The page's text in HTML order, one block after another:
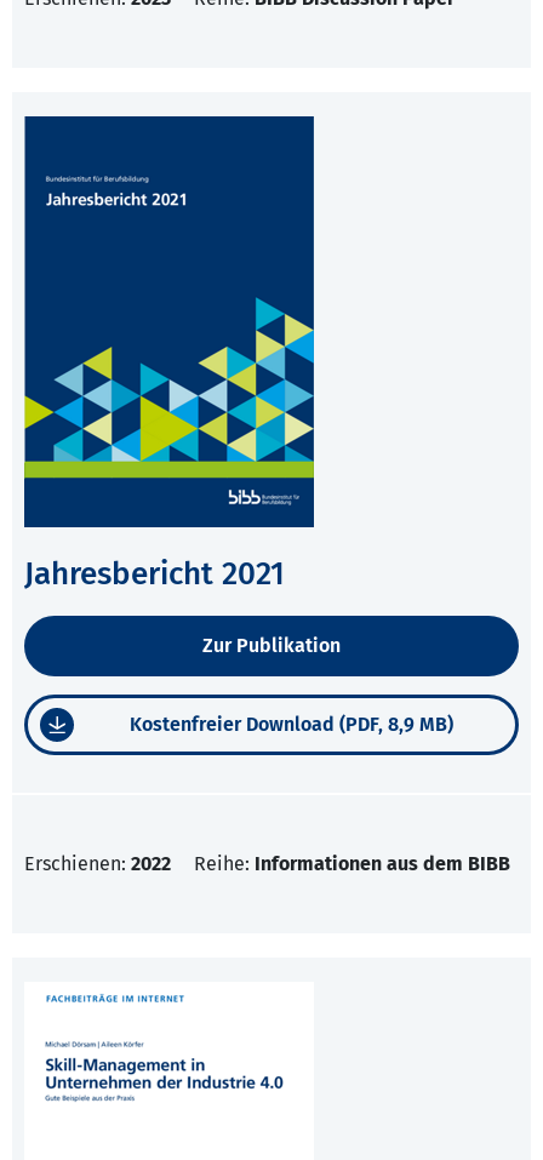
Jahresbericht 2021
Zur Publikation
Kostenfreier Download (PDF, 8,9 MB)
Erschienen: 2022 Reihe: Informationen aus dem BIBB